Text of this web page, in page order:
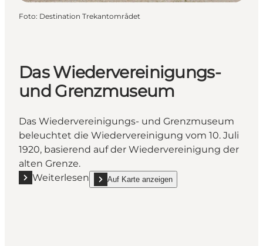
Foto: Destination Trekantområdet
Das Wiedervereinigungs-
und Grenzmuseum
Das Wiedervereinigungs- und Grenzmuseum
beleuchtet die Wiedervereinigung vom 10. Juli
1920, basierend auf der Wiedervereinigung der
alten Grenze.
Weiterlesen
Mehr erfahren "Das Wiedervereinigungs- und
Auf Karte anzeigen
show Das Wiedervereinigungs- und